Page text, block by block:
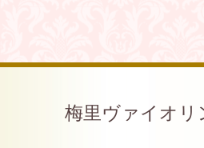
梅里ヴァイオリ